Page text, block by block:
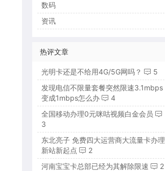
数码
资讯
热评文章
光明卡还是不给用4G/5G网吗？
5
发现电信不限量套餐突然限速3.1mbps
变成1mbps怎么办
4
全国移动办理0元咪咕视频白金会员
3
东北亮子 免费四大运营商大流量卡办理
新站新起点
2
河南宝宝卡总部已经为其解除限速
2